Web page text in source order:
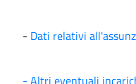
- Dati relativi
- Altri eventuali